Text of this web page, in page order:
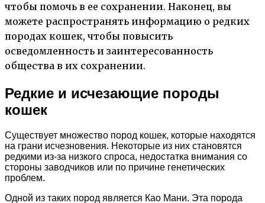
чтобы помочь в ее сохранении. Наконец, вы
можете распространять информацию о редких
породах кошек, чтобы повысить
осведомленность и заинтересованность
общества в их сохранении.
Редкие и исчезающие породы
кошек
Существует множество пород кошек, которые находятся
на грани исчезновения. Некоторые из них становятся
редкими из-за низкого спроса, недостатка внимания со
стороны заводчиков или по причине генетических
проблем.
Одной из таких пород является Као Мани. Эта порода